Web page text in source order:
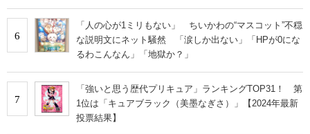
6
「人の心が1ミリもない」 ちいかわの“マスコット”不穏
な説明文にネット騒然 「涙しか出ない」「HPが0にな
るわこんなん」「地獄か？」
7
「強いと思う歴代プリキュア」ランキングTOP31！ 第
1位は「キュアブラック（美墨なぎさ）」【2024年最新
投票結果】